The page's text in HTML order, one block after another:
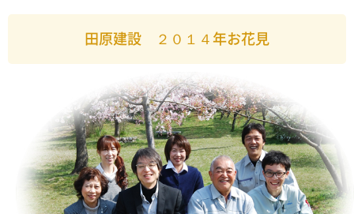
田原建設 ２０１４年お花見